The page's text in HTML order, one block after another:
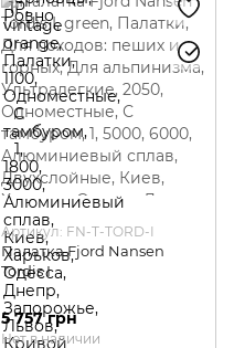
Артикул: FN-T-TORD-I
Палатка Fjord Nansen
Tordis I
5 757 грн
Нет в наличии